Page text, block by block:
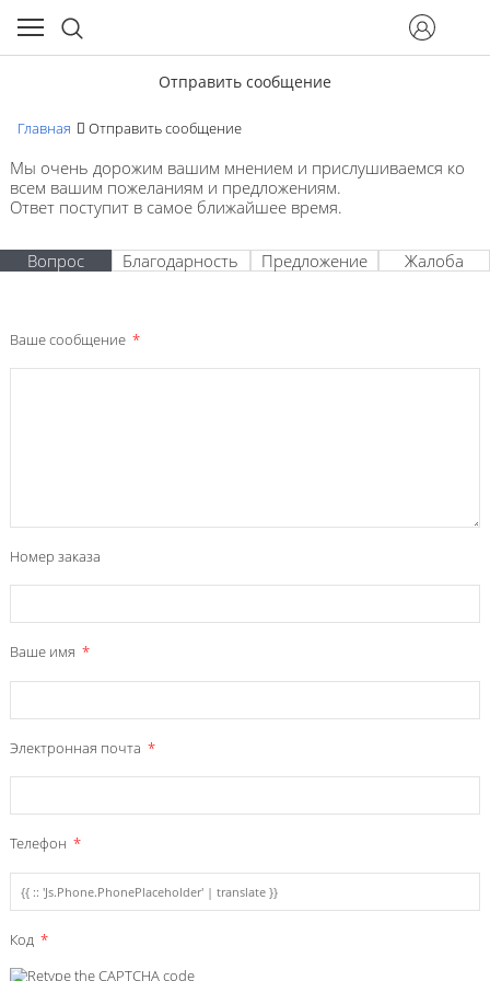
Отправить сообщение
Главная Отправить сообщение
Мы очень дорожим вашим мнением и прислушиваемся ко
всем вашим пожеланиям и предложениям.
Ответ поступит в самое ближайшее время.
Вопрос Благодарность Предложение Жалоба
Ваше сообщение
Номер заказа
Ваше имя
Электронная почта
Телефон
Код